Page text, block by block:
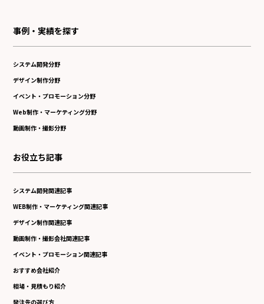
事例・実績を探す
システム開発分野
デザイン制作分野
イベント・プロモーション分野
Web制作・マーケティング分野
動画制作・撮影分野
お役立ち記事
システム開発関連記事
WEB制作・マーケティング関連記事
デザイン制作関連記事
動画制作・撮影会社関連記事
イベント・プロモーション関連記事
おすすめ会社紹介
相場・見積もり紹介
発注先の選び方